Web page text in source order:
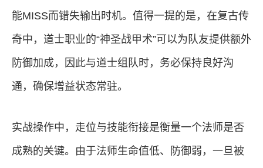
能MISS而错失输出时机。值得一提的是，在复古传
奇中，道士职业的“神圣战甲术”可以为队友提供额外
防御加成，因此与道士组队时，务必保持良好沟
通，确保增益状态常驻。
实战操作中，走位与技能衔接是衡量一个法师是否
成熟的关键。由于法师生命值低、防御弱，一旦被